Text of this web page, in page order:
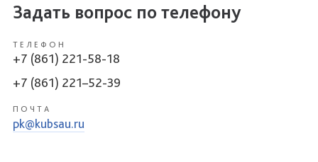
Задать вопрос по телефону
ТЕЛЕФОН
+7 (861) 221-58-18
+7 (861) 221–52-39
ПОЧТА
pk@kubsau.ru